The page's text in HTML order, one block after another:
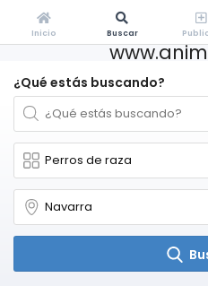
¿Qué estás buscando?
Inicio Buscar